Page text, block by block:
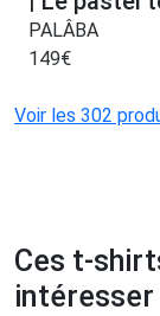
PALÂBA
149€
Voir les 302
Ces t-
intéresser